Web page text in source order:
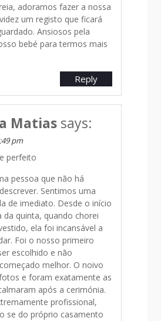
adoramos fazer a nossa
um registo que ficará
Ansiosos pela
bebé para termos mais
Reply
Matias says:
pm
perfeito
pessoa que não há
Sentimos uma
de imediato. Desde o início
da quinta, quando chorei
ela foi incansável a
Foi o nosso primeiro
escolhido e não
melhor. O noivo
e foram exatamente as
após a cerimónia.
profissional,
se do próprio casamento